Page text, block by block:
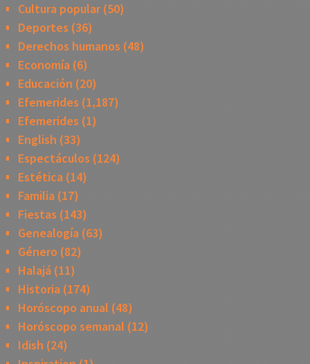
Cultura popular(50)
Deportes (36)
Derechos humanos (48)
Economía(6)
Educación (20)
Efemerides (1,187)
Efemerides (1)
English (33)
Espectáculos (124)
Estética(14)
Familia(17)
Fiestas (143)
Genealogía(63)
Género (82)
Halajá(11)
Historia(174)
Horóscopo anual (48)
Horóscopo semanal (12)
Idish (24)